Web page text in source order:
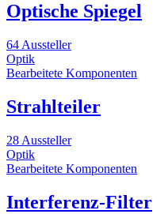
Optische Spiegel
64 Aussteller
Optik
Bearbeitete Komponenten
Strahlteiler
28 Aussteller
Optik
Bearbeitete Komponenten
Interferenz-Filter